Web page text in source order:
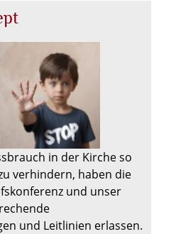
in der Kirche so
verhindern, haben die
und unser
und Leitlinien erlassen.